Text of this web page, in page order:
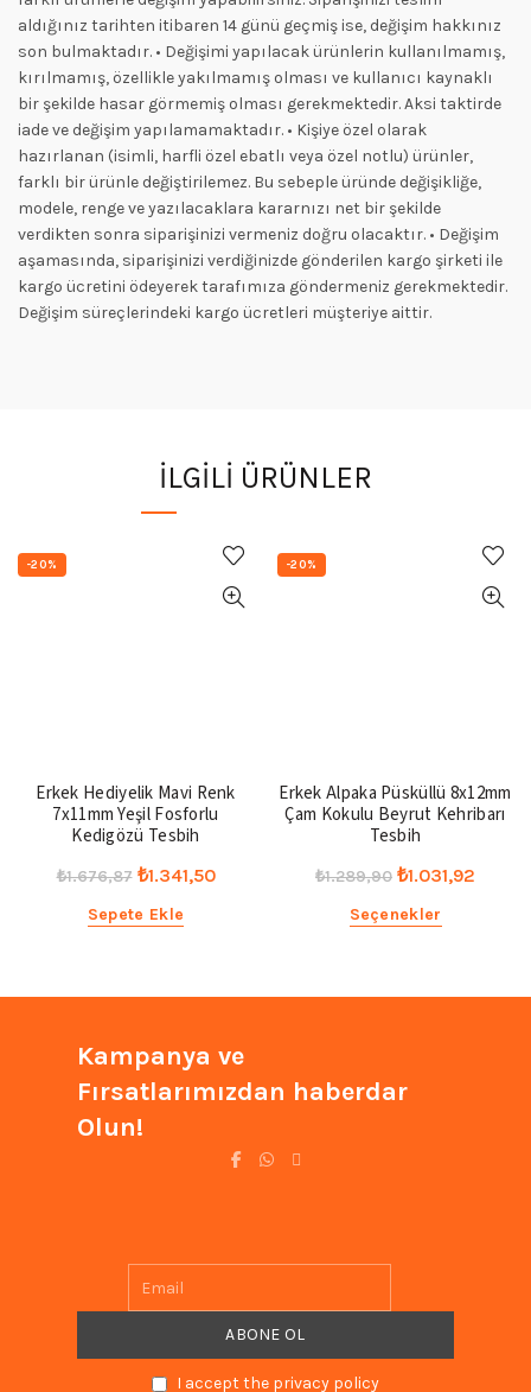
aldığınız tarihten itibaren 14 günü geçmiş ise, değişim hakkınız
son bulmaktadır. • Değişimi yapılacak ürünlerin kullanılmamış,
kırılmamış, özellikle yakılmamış olması ve kullanıcı kaynaklı
bir şekilde hasar görmemiş olması gerekmektedir. Aksi taktirde
iade ve değişim yapılamamaktadır. • Kişiye özel olarak
hazırlanan (isimli, harfli özel ebatlı veya özel notlu) ürünler,
farklı bir ürünle değiştirilemez. Bu sebeple üründe değişikliğe,
modele, renge ve yazılacaklara kararnızı net bir şekilde
verdikten sonra siparişinizi vermeniz doğru olacaktır. • Değişim
aşamasında, siparişinizi verdiğinizde gönderilen kargo şirketi ile
kargo ücretini ödeyerek tarafımıza göndermeniz gerekmektedir.
Değişim süreçlerindeki kargo ücretleri müşteriye aittir.
İLGILI ÜRÜNLER
-20%
Erkek Hediyelik Mavi Renk
7x11mm Yeşil Fosforlu
Kedigözü Tesbih
₺1.676,87 Orijinal
fiyat:
₺1.676,87.
₺1.341,50Şu
Sepete Ekle
-20%
Erkek Alpaka Püsküllü 8x12mm
Çam Kokulu Beyrut Kehribarı
Tesbih
₺1.289,90 Orijinal
fiyat:
₺1.289,90.
₺1.031,92
Seçenekler
Kampanya ve
Fırsatlarımızdan haberdar
Olun!
I accept the privacy policy